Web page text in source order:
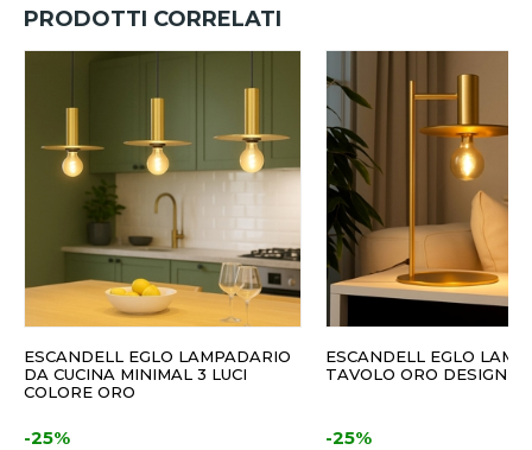
PRODOTTI CORRELATI
ESCANDELL EGLO LAMPADARIO
DA CUCINA MINIMAL 3 LUCI
COLORE ORO
-25%
ESCANDELL EGLO
TAVOLO ORO DESIGN
-25%